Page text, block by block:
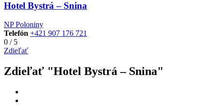
Hotel Bystrá – Snina
NP Poloniny
Telefón +421 907 176 721
0 /5
Zdieľať
Zdieľať "Hotel Bystrá – Snina"